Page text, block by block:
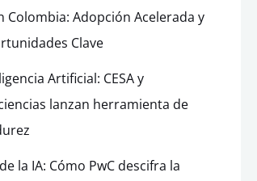
Colombia: Adopción Acelerada y
Clave
Artificial: CESA y
lanzan herramienta de
la IA: Cómo PwC descifra la